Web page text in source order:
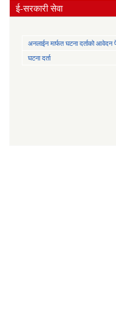
ई-सरकारी सेवा
अनलाईन मार्फत घटना दर्ताको आवेदन
घटना दर्ता